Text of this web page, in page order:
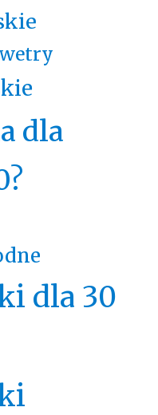
dla
dla 30